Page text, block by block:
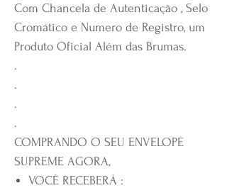
Com Chancela de Autenticação , Selo
Cromático e Numero de Registro, um
Produto Oficial Além das Brumas.
.
.
.
.
COMPRANDO O SEU ENVELOPE
SUPREME AGORA,
VOCÊ RECEBERÁ :